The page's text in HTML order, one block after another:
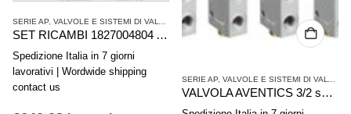
SERIE AP VALVOLE E SISTEMI DI VALVOLE AVENTICS , VALVOLE SINGOLE
SET RICAMBI 1827004804 AVENTICS SERIE PRA C10A 125 AP. VITON
Spedizione Italia in 7 giorni
lavorativi | Wordwide shipping
contact us
SERIE AP VALVOLE E SISTEMI DI VALVOLE AVENTICS
VALVOLA AVENTICS 3/2 serie AP R450055452